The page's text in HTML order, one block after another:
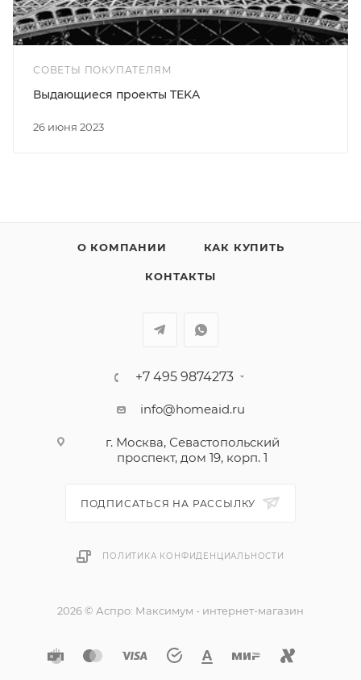
СОВЕТЫ ПОКУПАТЕЛЯМ
26 июня 2023
Выдающиеся проекты TEKA
О КОМПАНИИ КАК КУПИТЬ
КОНТАКТЫ
+7 495 9874273
info@homeaid.ru
г. Москва, Севастопольский
проспект, дом 19, корп. 1
ПОДПИСАТЬСЯ НА РАССЫЛКУ
ПОЛИТИКА КОНФИДЕНЦИАЛЬНОСТИ
2026 © Аспро: Максимум - интернет-магазин